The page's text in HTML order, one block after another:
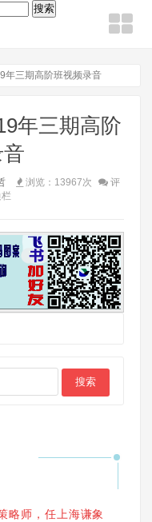
年三期高阶班视频录音
年三期高阶
浏览：13967次
评
略师，任上海谦象